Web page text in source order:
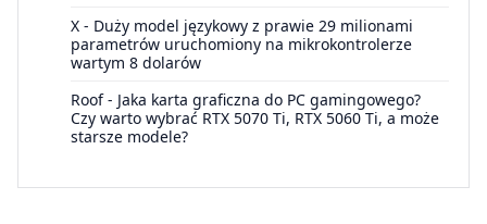
X - Duży model językowy z prawie 29 milionami
parametrów uruchomiony na mikrokontrolerze
wartym 8 dolarów
Roof- Jaka karta graficzna do PC gamingowego?
Czy warto wybrać RTX 5070 Ti, RTX 5060 Ti, a może
starsze modele?